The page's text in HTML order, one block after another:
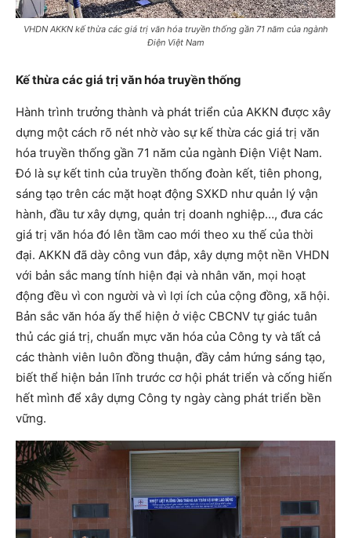
VHDN AKKN kế thừa các giá trị văn hóa truyền thống gần 71 năm của ngành
Điện Việt Nam
Kế thừa các giá trị văn hóa truyền thống
Hành trình trưởng thành và phát triển của AKKN được xây
dựng một cách rõ nét nhờ vào sự kế thừa các giá trị văn
hóa truyền thống gần 71 năm của ngành Điện Việt Nam.
Đó là sự kết tinh của truyền thống đoàn kết, tiên phong,
sáng tạo trên các mặt hoạt động SXKD như quản lý vận
hành, đầu tư xây dựng, quản trị doanh nghiệp…, đưa các
giá trị văn hóa đó lên tầm cao mới theo xu thế của thời
đại. AKKN đã dày công vun đắp, xây dựng một nền VHDN
với bản sắc mang tính hiện đại và nhân văn, mọi hoạt
động đều vì con người và vì lợi ích của cộng đồng, xã hội.
Bản sắc văn hóa ấy thể hiện ở việc CBCNV tự giác tuân
thủ các giá trị, chuẩn mực văn hóa của Công ty và tất cả
các thành viên luôn đồng thuận, đầy cảm hứng sáng tạo,
biết thể hiện bản lĩnh trước cơ hội phát triển và cống hiến
hết mình để xây dựng Công ty ngày càng phát triển bền
vững.